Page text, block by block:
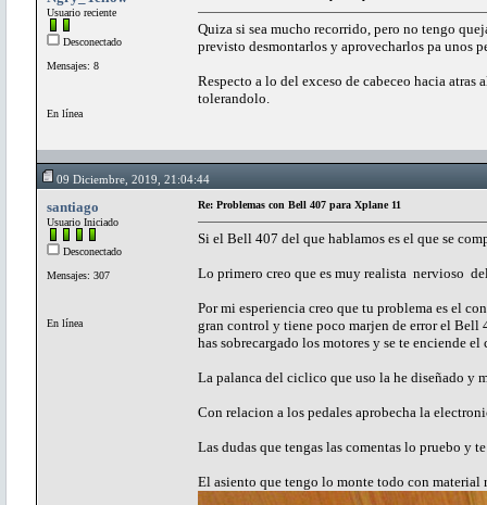
Usuario reciente
Desconectado
Mensajes: 8
En línea
Quiza si sea mucho recorrido, pero no tengo
previsto desmontarlos y aprovecharlos pa unos
Respecto a lo del exceso de cabeceo hacia
tolerandolo.
09 Diciembre, 2019, 21:04:44
santiago
Usuario Iniciado
Desconectado
Mensajes: 307
En línea
Re: Problemas con Bell 407 para Xplane 11
Si el Bell 407 del que hablamos es el que se
Lo primero creo que es muy realista nervioso
Por mi esperiencia creo que tu problema es el
gran control y tiene poco marjen de error el Bell
has sobrecargado los motores y se te enciende
La palanca del ciclico que uso la he diseñado y
Con relacion a los pedales aprobecha la
Las dudas que tengas las comentas lo pruebo y
El asiento que tengo lo monte todo con material